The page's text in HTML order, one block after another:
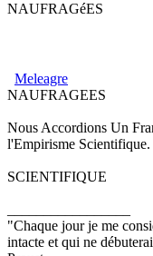
NAUFRAGéES
Meleagre
NAUFRAGEES
Nous Accordions Un
l'Empirisme Scientifique.
SCIENTIFIQUE
"Chaque jour je me
intacte et qui ne